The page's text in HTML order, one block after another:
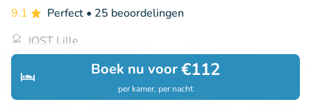
Zoeken Boekingen
Boek nu voor€112
per kamer, per nacht
9.1 Perfect • 25 beoordelingen
JOST Lille
Lille (17km)
Verkocht: 136